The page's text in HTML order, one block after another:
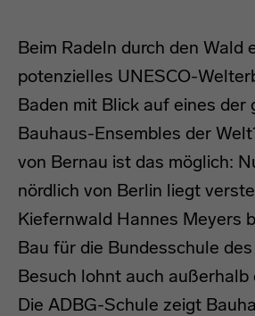
Beim Radeln durch den Wald
potenzielles UNESCO-
Baden mit Blick auf eines der
Bauhaus-Ensembles der
von Bernau ist das möglich:
nördlich von Berlin liegt
Kiefernwald Hannes Meyers
Bau für die Bundesschule des
Besuch lohnt auch außerhalb
Die ADBG-Schule zeigt